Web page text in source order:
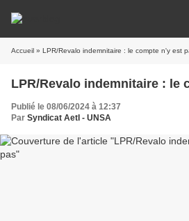
Accueil » LPR/Revalo indemnitaire : le compte n'y est
LPR/Revalo indemnitaire : le
Publié le 08/06/2024 à 12:37
Par Syndicat AetI - UNSA